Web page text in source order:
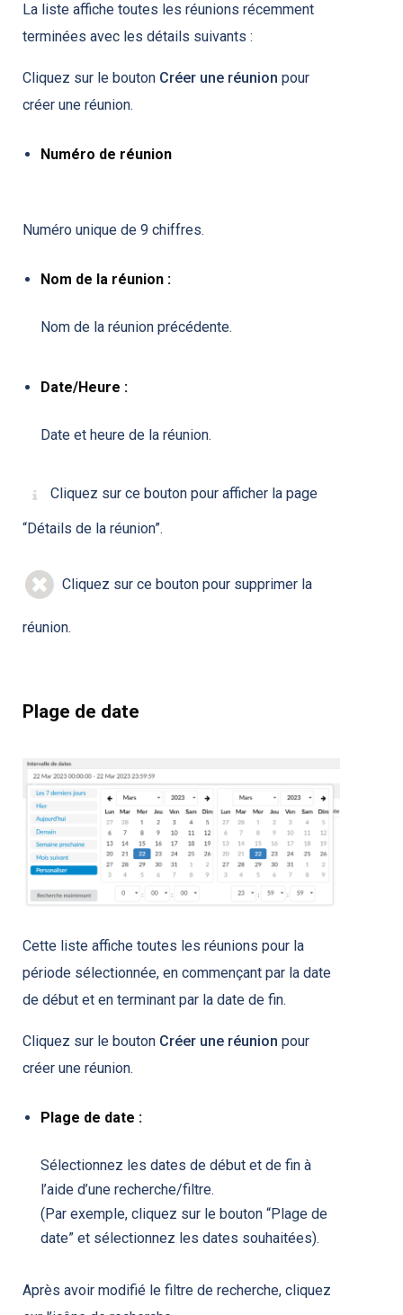
La liste affiche toutes les réunions récemment
terminées avec les détails suivants :
Cliquez sur le bouton Créer une réunion pour
créer une réunion.
Numéro de réunion
Numéro unique de 9 chiffres.
Nom de la réunion :
Nom de la réunion précédente.
Date/Heure :
Date et heure de la réunion.
Cliquez sur ce bouton pour afficher la page
“Détails de la réunion”.
Cliquez sur ce bouton pour supprimer la
réunion.
Plage de date
Cette liste affiche toutes les réunions pour la
période sélectionnée, en commençant par la date
de début et en terminant par la date de fin.
Cliquez sur le bouton Créer une réunion pour
créer une réunion.
Plage de date :
Sélectionnez les dates de début et de fin à
l’aide d’une recherche/filtre.
(Par exemple, cliquez sur le bouton “Plage de
date” et sélectionnez les dates souhaitées).
Après avoir modifié le filtre de recherche, cliquez